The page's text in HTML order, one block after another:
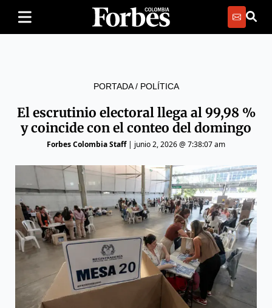
PORTADA/ POLÍTICA
El escrutinio electoral llega al 99,98 %
y coincide con el conteo del domingo
Forbes Colombia Staff| junio 2, 2026 @ 7:38:07 am